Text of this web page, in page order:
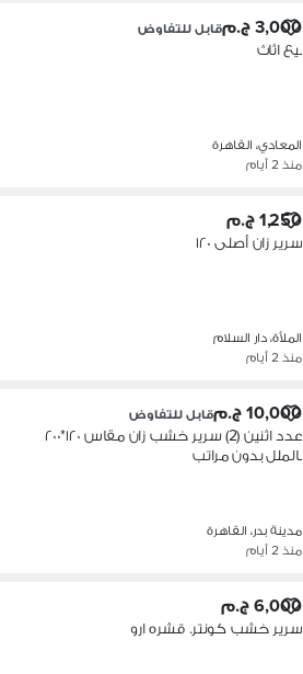
3,000 ج.م قابل للتفاوض
بيع اثاث
المعادي، القاهرة
منذ 2 أيام
1,250 ج.م
سرير زان أصلى ١٢٠
الملأة، دار السلام
منذ 2 أيام
10,000 ج.م قابل للتفاوض
عدد اثنين (2) سرير خشب زان مقاس ١٢٠*٢٠٠
بالملل بدون مراتب
مدينة بدر، القاهرة
منذ 2 أيام
6,000 ج.م
سرير خشب كونتر. قشره ارو